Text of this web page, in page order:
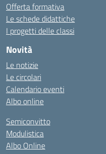
Offerta formativa
Le schede didattiche
I progetti delle classi
Novità
Le notizie
Le circolari
Calendario eventi
Albo online
Semiconvitto
Modulistica
Albo Online